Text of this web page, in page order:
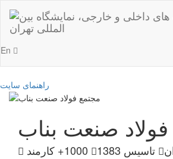
En
راهنمای سایت
صنعت بناب
تاسیس 1383